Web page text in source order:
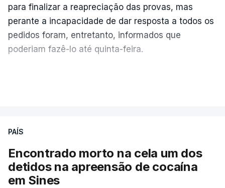
para finalizar a reapreciação das provas, mas
perante a incapacidade de dar resposta a todos os
pedidos foram, entretanto, informados que
poderiam fazê-lo até quinta-feira.
No domingo, estavam concluídos cerca de 50 por
cento dos mais de 20 mil pedidos de reapreciação,
mas Cristina Mota, porta-voz da Missão Escola
Pública, tem dúvidas de que o processo esteja
PAÍS
Encontrado morto na cela um dos
detidos na apreensão de cocaína
em Sines